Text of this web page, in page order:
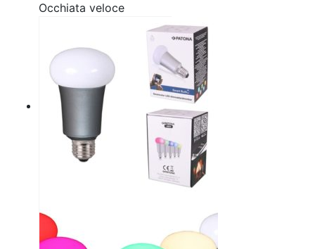
Occhiata veloce